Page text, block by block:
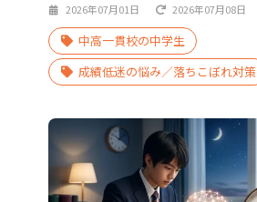
2026年07月01日 2026年07月08日
中高一貫校の中学生
成績低迷の悩み／落ちこぼれ対策